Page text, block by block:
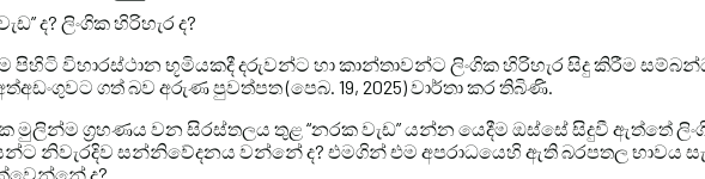
ද? ලිංගික හිරිහැර ද?
පිහිටි විහාරස්ථාන භූමියකදී දරුවන්ට හා කාන්තාවන්ට ලිංගික හිරිහැර සිදු කිරීම
ගත් බව අරුණ පුවත්පත (පෙබ. 19, 2025) වාර්තා කර තිබිණි.
මුලින්ම ග්‍රහණය වන සිරස්තලය තුළ “නරක වැඩ” යන්න යෙදීම ඔස්සේ සිදුවී ඇත්තේ
නිවැරදිව සන්නිවේදනය වන්නේ ද? එමගින් එම අපරාධයෙහි ඇති බරපතල භාවය
ද?